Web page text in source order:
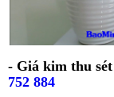
- Giá kim thu
752 884